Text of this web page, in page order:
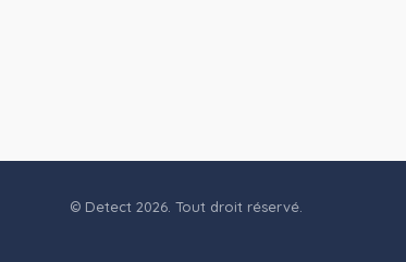
© Detect 2026. Tout droit réservé.